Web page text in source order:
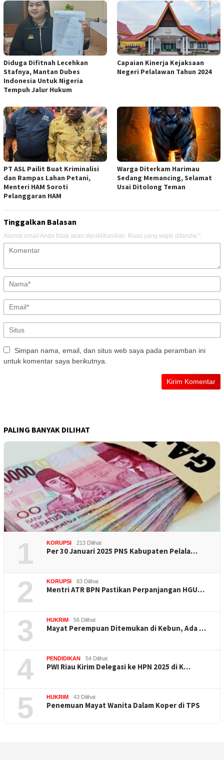
Diduga Difitnah Lecehkan
Stafnya, Mantan Dubes
Indonesia Untuk Nigeria
Tempuh Jalur Hukum
Capaian Kinerja Kejaksaan
Negeri Pelalawan Tahun 2024
PT ASL Pailit Buat Kriminalisi
dan Rampas Lahan Petani,
Menteri HAM Soroti
Pelanggaran HAM
Warga Diterkam Harimau
Sedang Memancing, Selamat
Usai Ditolong Teman
Tinggalkan Balasan
Alamat email Anda tidak akan dipublikasikan. Ruas yang wajib ditandai *
Simpan nama, email, dan situs web saya pada peramban ini
untuk komentar saya berikutnya.
PALING BANYAK DILIHAT
1 KORUPSI 213 Dilihat
Per 30 Januari 2025 PNS Kabupaten Pelala…
2 KORUPSI 83 Dilihat
Mentri ATR BPN Pastikan Perpanjangan HGU…
3 HUKRIM 56 Dilihat
Mayat Perempuan Ditemukan di Kebun, Ada …
4 PENDIDIKAN 54 Dilihat
PWI Riau Kirim Delegasi ke HPN 2025 di K…
5 HUKRIM 43 Dilihat
Penemuan Mayat Wanita Dalam Koper di TPS